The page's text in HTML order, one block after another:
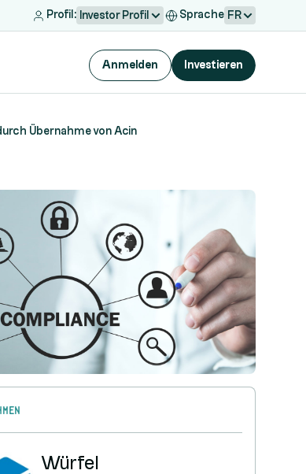
Profil: Investor Profil Sprache FR
Anmelden Investieren
Übernahme von Acin
Würfel